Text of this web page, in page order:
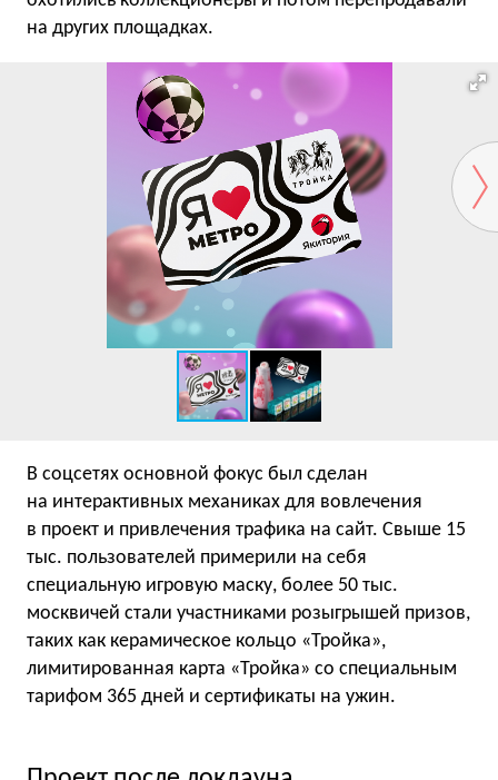
на других площадках.
В соцсетях основной фокус был сделан
на интерактивных механиках для вовлечения
в проект и привлечения трафика на сайт. Свыше 15
тыс. пользователей примерили на себя
специальную игровую маску, более 50 тыс.
москвичей стали участниками розыгрышей призов,
таких как керамическое кольцо «Тройка»,
лимитированная карта «Тройка» со специальным
тарифом 365 дней и сертификаты на ужин.